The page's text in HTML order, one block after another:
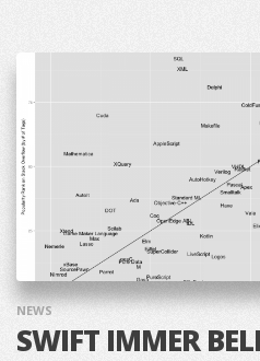
NEWS
SWIFT IMMER